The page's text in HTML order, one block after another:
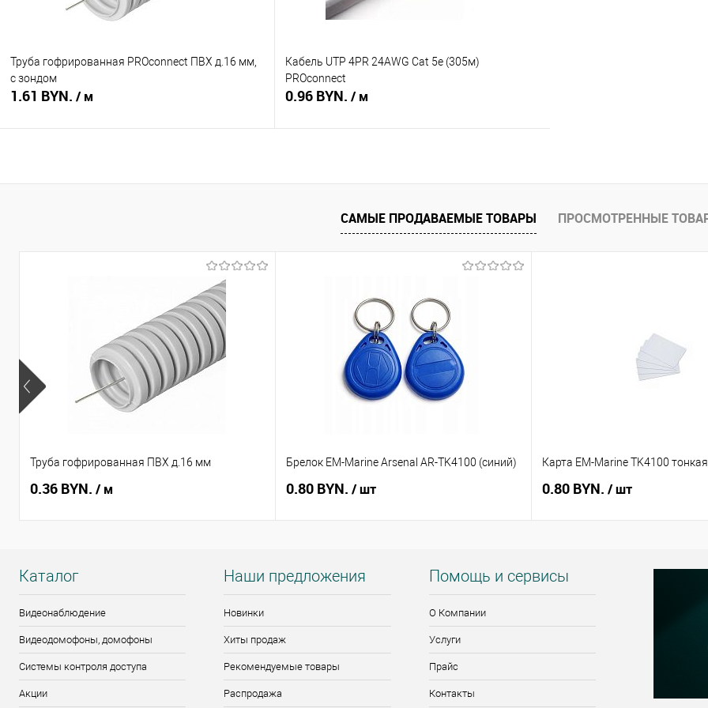
Труба гофрированная PROconnect ПВХ д.16 мм,
с зондом
1.61 BYN. / м
Кабель UTP 4PR 24AWG Cat 5е (305м)
PROconnect
0.96 BYN. / м
САМЫЕ ПРОДАВАЕМЫЕ ТОВАРЫ ПРОСМОТРЕННЫЕ
Труба гофрированная ПВХ д.16 мм
0.36 BYN. / м
Брелок EM-Marine Arsenal AR-TK4100 (синий)
0.80 BYN. / шт
Карта EM-Marine TK4100
0.80 BYN. / шт
Каталог
Видеонаблюдение
Видеодомофоны, домофоны
Системы контроля доступа
Акции
Наши предложения
Новинки
Хиты продаж
Рекомендуемые товары
Распродажа
Помощь и сервисы
О Компании
Услуги
Прайс
Контакты